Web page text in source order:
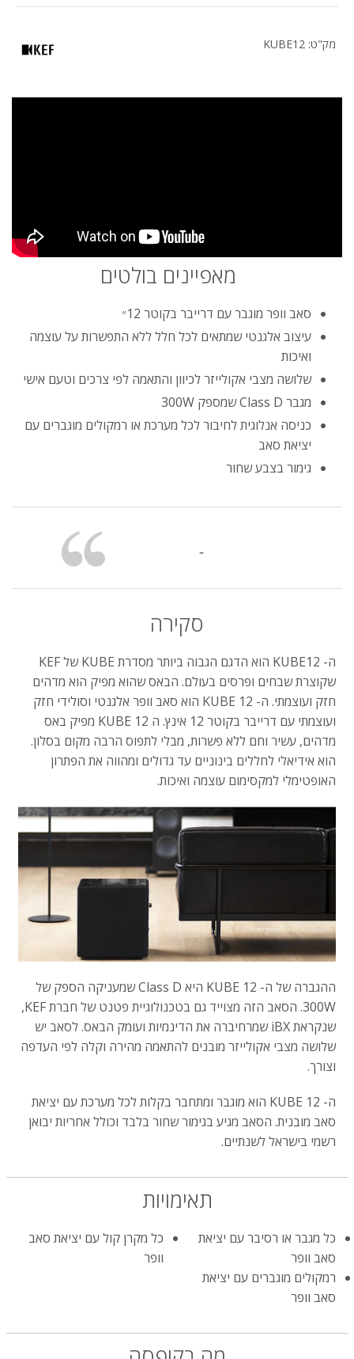
מק"ט: KUBE12
מאפיינים בולטים
סאב וופר מוגבר עם דרייבר בקוטר 12״
עיצוב אלגנטי שמתאים לכל חלל ללא התפשרות על עוצמה
ואיכות
שלושה מצבי אקולייזר לכיוון והתאמה לפי צרכים וטעם אישי
מגבר Class D שמספק 300W
כניסה אנלוגית לחיבור לכל מערכת או רמקולים מוגברים עם
יציאת סאב
גימור בצבע שחור
-
סקירה
ה- KUBE12 הוא הדגם הגבוה ביותר מסדרת KUBE של KEF
שקוצרת שבחים ופרסים בעולם. הבאס שהוא מפיק הוא מדהים
חזק ועוצמתי. ה- KUBE 12 הוא סאב וופר אלגנטי וסולידי חזק
ועוצמתי עם דרייבר בקוטר 12 אינץ. ה KUBE 12 מפיק באס
מדהים, עשיר וחם ללא פשרות, מבלי לתפוס הרבה מקום בסלון.
הוא אידיאלי לחללים בינוניים עד גדולים ומהווה את הפתרון
האופטימלי למקסימום עוצמה ואיכות.
ההגברה של ה- KUBE 12 היא Class D שמעניקה הספק של
300W. הסאב הזה מצוייד גם בטכנולוגיית פטנט של חברת KEF,
שנקראת iBX שמרחיברה את הדינמיות ועומק הבאס. לסאב יש
שלושה מצבי אקולייזר מובנים להתאמה מהירה וקלה לפי העדפה
וצורך.
ה- KUBE 12 הוא מוגבר ומתחבר בקלות לכל מערכת עם יציאת
סאב מובנית. הסאב מגיע בגימור שחור בלבד וכולל אחריות יבואן
רשמי בישראל לשנתיים.
תאימויות
כל מגבר או רסיבר עם יציאת
סאב וופר
רמקולים מוגברים עם יציאת
סאב וופר
כל מקרן קול עם יציאת סאב
וופר